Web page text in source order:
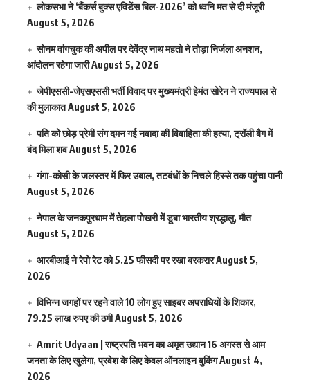
लोकसभा ने ‘बैंकर्स बुक्स एविडेंस बिल-2026’ को ध्वनि मत से दी मंजूरी
August 5, 2026
सोनम वांगचुक की अपील पर देवेंद्र नाथ महतो ने तोड़ा निर्जला अनशन,
आंदोलन रहेगा जारीAugust 5, 2026
जेपीएससी-जेएसएससी भर्ती विवाद पर मुख्यमंत्री हेमंत सोरेन ने राज्यपाल से
की मुलाकातAugust 5, 2026
पति को छोड़ प्रेमी संग दमन गई नवादा की विवाहिता की हत्या, ट्रॉली बैग में
बंद मिला शवAugust 5, 2026
गंगा-कोसी के जलस्तर में फिर उबाल, तटबंधों के निचले हिस्से तक पहुंचा पानी
August 5, 2026
नेपाल के जनकपुरधाम में तेहला पोखरी में डूबा भारतीय श्रद्धालु, मौत
August 5, 2026
आरबीआई ने रेपो रेट को 5.25 फीसदी पर रखा बरकरारAugust 5,
2026
विभिन्न जगहों पर रहने वाले 10 लोग हुए साइबर अपराधियों के शिकार,
79.25 लाख रुपए की ठगीAugust 5, 2026
Amrit Udyaan | राष्ट्रपति भवन का अमृत उद्यान 16 अगस्त से आम
जनता के लिए खुलेगा, प्रवेश के लिए केवल ऑनलाइन बुकिंगAugust 4,
2026